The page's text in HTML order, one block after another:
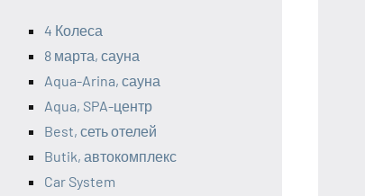
4 Колеса
8 марта, сауна
Aqua-Arina, сауна
Aqua, SPA-центр
Best, сеть отелей
Butik, автокомплекс
Car System